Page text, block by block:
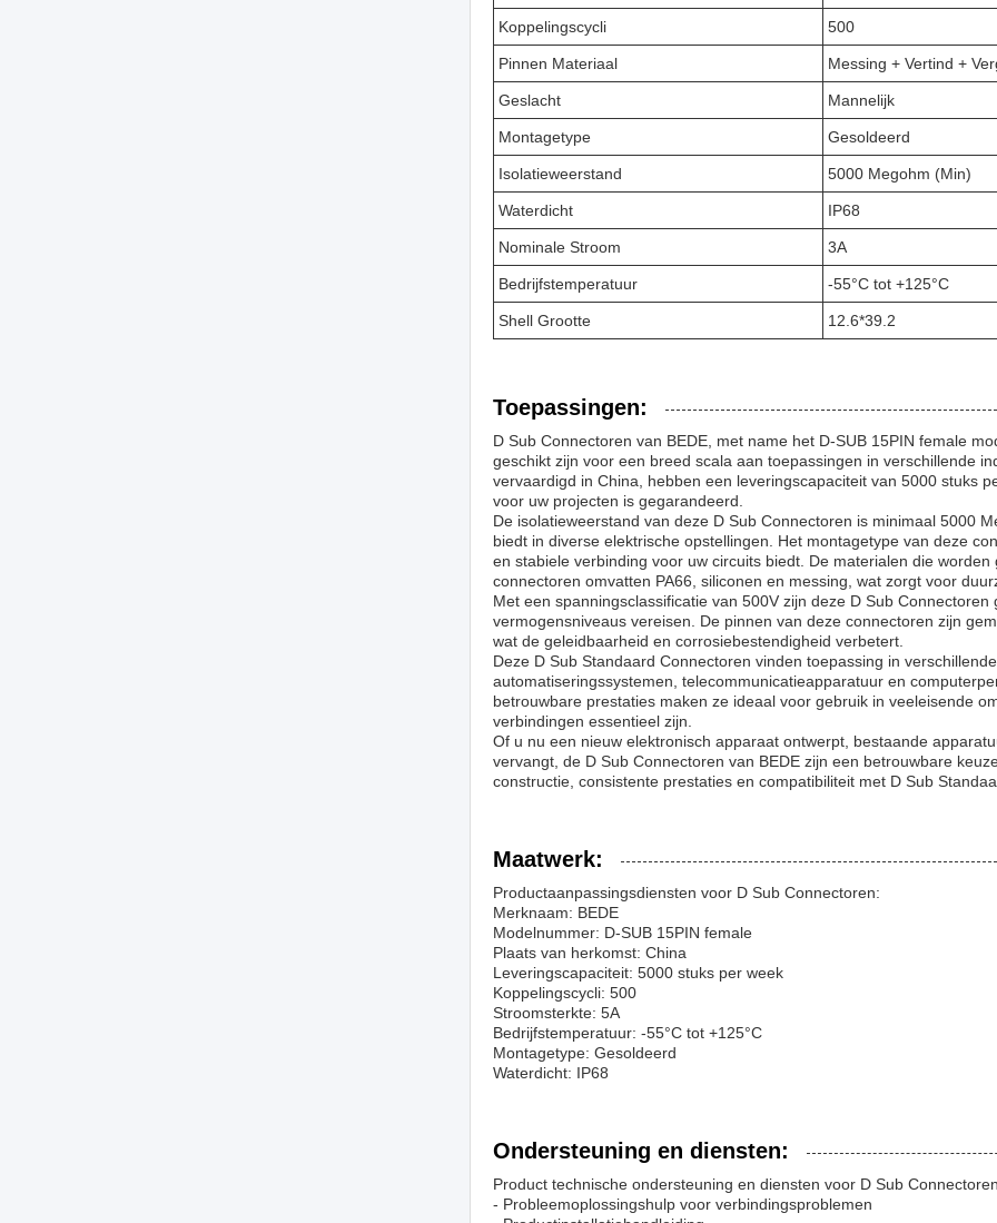
Koppelingscycli 500
Pinnen Materiaal Messing + Vertind +
Geslacht Mannelijk
Montagetype Gesoldeerd
Isolatieweerstand 5000 Megohm (Min)
Waterdicht IP68
Nominale Stroom 3A
Bedrijfstemperatuur -55°C tot +125°C
Shell Grootte 12.6*39.2
Toepassingen:
D Sub Connectoren van BEDE, met name het D-SUB 15PIN female
geschikt zijn voor een breed scala aan toepassingen in verschillende
vervaardigd in China, hebben een leveringscapaciteit van 5000 stuks
voor uw projecten is gegarandeerd.
De isolatieweerstand van deze D Sub Connectoren is minimaal 5000
biedt in diverse elektrische opstellingen. Het montagetype van deze
en stabiele verbinding voor uw circuits biedt. De materialen die
connectoren omvatten PA66, siliconen en messing, wat zorgt voor
Met een spanningsclassificatie van 500V zijn deze D Sub
vermogensniveaus vereisen. De pinnen van deze connectoren zijn
wat de geleidbaarheid en corrosiebestendigheid verbetert.
Deze D Sub Standaard Connectoren vinden toepassing in
automatiseringssystemen, telecommunicatieapparatuur en
betrouwbare prestaties maken ze ideaal voor gebruik in veeleisende
verbindingen essentieel zijn.
Of u nu een nieuw elektronisch apparaat ontwerpt, bestaande
vervangt, de D Sub Connectoren van BEDE zijn een betrouwbare
constructie, consistente prestaties en compatibiliteit met D Sub
Maatwerk:
Productaanpassingsdiensten voor D Sub Connectoren:
Merknaam: BEDE
Modelnummer: D-SUB 15PIN female
Plaats van herkomst: China
Leveringscapaciteit: 5000 stuks per week
Koppelingscycli: 500
Stroomsterkte: 5A
Bedrijfstemperatuur: -55°C tot +125°C
Montagetype: Gesoldeerd
Waterdicht: IP68
Ondersteuning en diensten:
Product technische ondersteuning en diensten voor D Sub
- Probleemoplossingshulp voor verbindingsproblemen